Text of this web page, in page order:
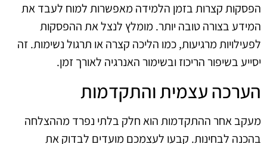
הפסקות קצרות בזמן הלמידה מאפשרות למוח לעבד את
המידע בצורה טובה יותר. מומלץ לנצל את ההפסקות
לפעילויות מרגיעות, כמו הליכה קצרה או תרגול נשימות. זה
יסייע בשיפור הריכוז ובשימור האנרגיה לאורך זמן.
הערכה עצמית והתקדמות
מעקב אחר ההתקדמות הוא חלק בלתי נפרד מההצלחה
בהכנה לבחינות. קבעו לעצמכם מועדים לבדוק את